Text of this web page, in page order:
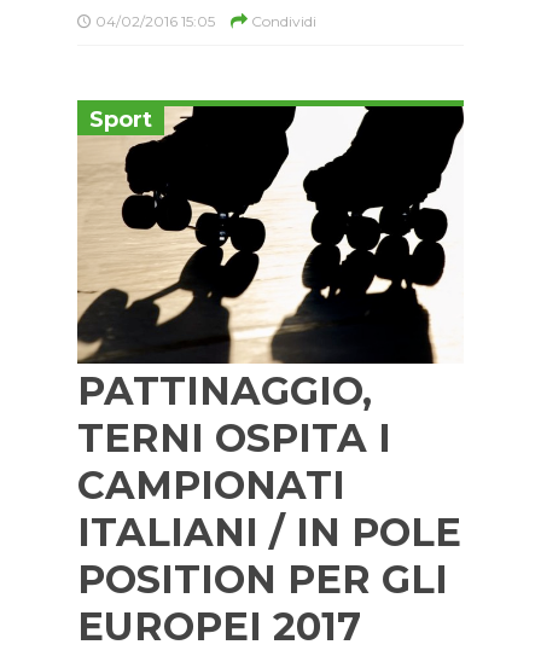
04/02/2016 15:05 Condividi
Sport
PATTINAGGIO,
TERNI OSPITA I
CAMPIONATI
ITALIANI / IN POLE
POSITION PER GLI
EUROPEI 2017